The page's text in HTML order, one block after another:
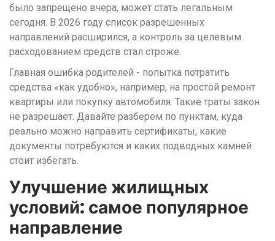
было запрещено вчера, может стать легальным
сегодня. В 2026 году список разрешенных
направлений расширился, а контроль за целевым
расходованием средств стал строже.
Главная ошибка родителей - попытка потратить
средства «как удобно», например, на простой ремонт
квартиры или покупку автомобиля. Такие траты закон
не разрешает. Давайте разберем по пунктам, куда
реально можно направить сертификаты, какие
документы потребуются и каких подводных камней
стоит избегать.
Улучшение жилищных
условий: самое популярное
направление